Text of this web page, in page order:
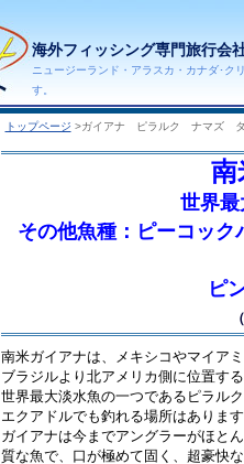
海外フィッシング専門旅行会
ニュージーランド・アラスカ・カナダ･ク
す。
トップページ >ガイアナ ピラルク ナマズ タ
世界
その他魚種：ピーコッ
ピ
南米ガイアナは、メキシコやマイア
ブラジルより北アメリカ側に位置す
世界最大淡水魚の一つであるピラル
エクアドルでも釣れる場所はありま
ガイアナは今までアングラーがほと
質な魚で、口が極めて固く、超豪快